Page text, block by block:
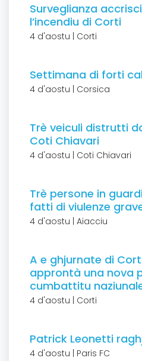
Surveglianza
l’incendiu di Corti
4 d'aostu | Corti
Settimana di forti
4 d'aostu | Corsica
Trè veiculi distrutti
Coti Chiavari
4 d'aostu | Coti Chiavari
Trè persone in
fatti di viulenze
4 d'aostu | Aiacciu
A e ghjurnate di
approntà una nova
cumbattitu
4 d'aostu | Corti
Patrick Leonetti
4 d'aostu | Paris FC